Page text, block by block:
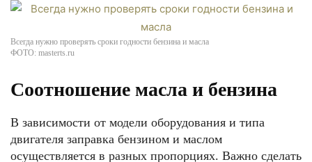
Всегда нужно проверять сроки годности бензина и масла
ФОТО: masterts.ru
Соотношение масла и бензина
В зависимости от модели оборудования и типа
двигателя заправка бензином и маслом
осуществляется в разных пропорциях. Важно сделать